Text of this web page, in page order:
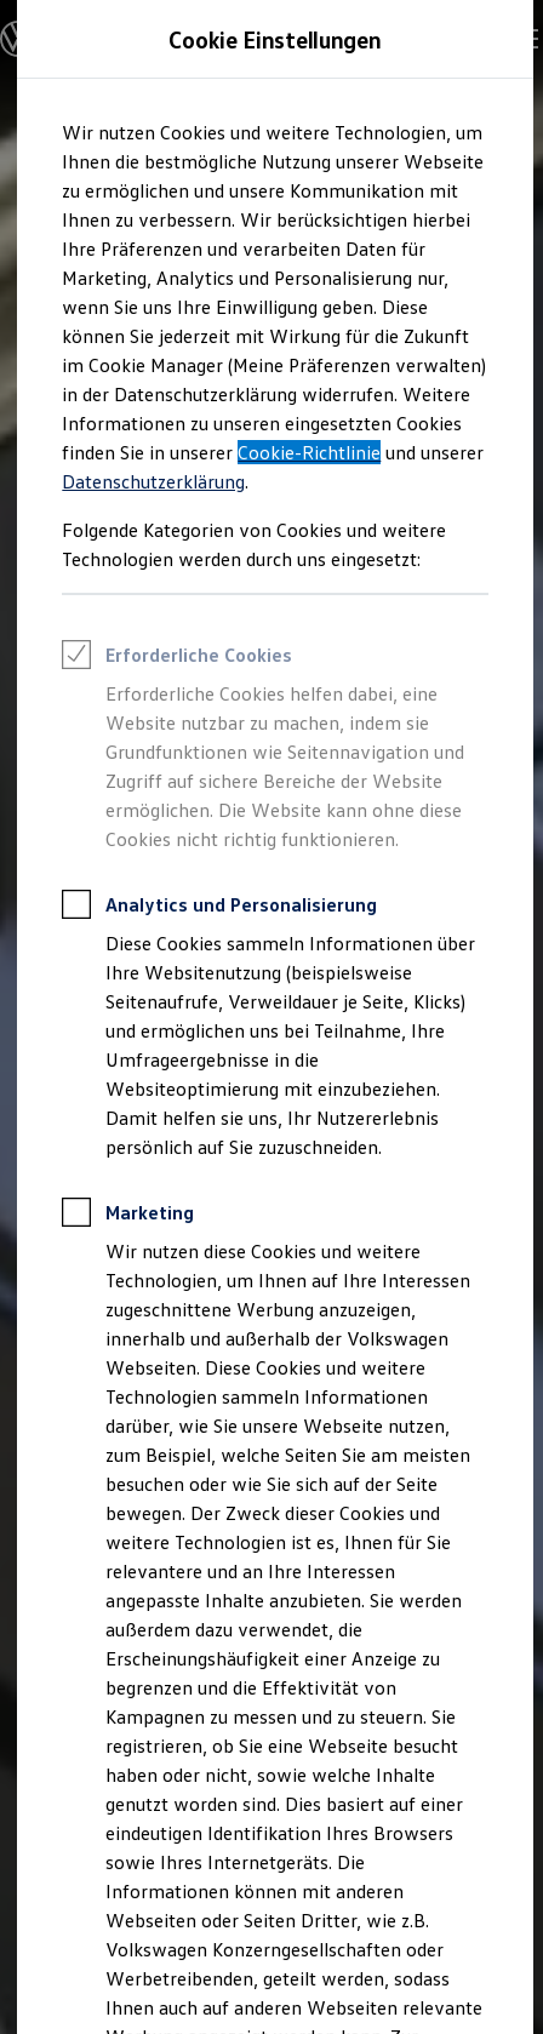
Hauptinhalt
springen
Footer
springen
Modelle und Konfigurator
Konfigurator
Modelle vergleichen
Elektroautos
ENERGY Sondermodelle
Nutzfahrzeuge
SUV und CUV
Familienautos
Kombis
Kompaktwagen
Sportwagen
Schnell verfügbare Fahrzeuge
Angebote und Produkte
Aktuelle Angebote
E-Auto-Förderung
Volkswagen Marktplatz
Die ENERGY Sondermodelle
Junge Gebrauchtwagen und Gebrauchtwagen
Volkswagen Zertifizierte Gebrauchtwagen
Elektromobilität bei Gebrauchtwagen
Saisonangebote
Reifenpakete
Leasing
Leasing-Angebote
Elektroauto Leasing
Kleinwagen-Leasing
Leasing ohne Anzahlung
Finanzierung
Autokredit mit Schlussrate
Versicherungen und Garantien
Kfz-Versicherung
Restschuldversicherungen
Garantien
Professional Class bei Volkswagen
Behörden
Direktkunden
Sonderfahrzeuge
Anpfiff zum Gewinn
Elektromobilität
Elektroautos
ID. Tutorials
Elektrofahrzeugkonzepte
ID. EVERY1
Reichweite
Rekuperation
Laden unterwegs
Laden Zuhause
Ladestationen finden
Ladezeitensimulator
Batterie
Sicherheit
Nachhaltigkeit
Technologie
Kosten und Kauf
Verbrauchskosten
Kaufoptionen
E-Auto-Förderung
Software und Konnektivität
Die ID. Software 6
ID. Software Versionen und Updates
Digitale Extras
Schnittstellen zu Ihrem ID.
Marke und Erlebnis
Volkswagen R und R Experience
R-Modelle
R Experience
Driving Experience
Volkswagen entdecken
Werkbesichtigung
Lifestyle Shop
T-Roc Kollektion
Golf Kollektion
Volkswagen Kollektion
R-Kollektion
GTI Kollektion
Fußball Drop
we drive football
Cookie Einstellungen
Wir nutzen Cookies und weitere Technologien, um
Ihnen die bestmögliche Nutzung unserer Webseite
zu ermöglichen und unsere Kommunikation mit
Ihnen zu verbessern. Wir berücksichtigen hierbei
Ihre Präferenzen und verarbeiten Daten für
Marketing, Analytics und Personalisierung nur,
wenn Sie uns Ihre Einwilligung geben. Diese
können Sie jederzeit mit Wirkung für die Zukunft
im Cookie Manager (Meine Präferenzen verwalten)
in der Datenschutzerklärung widerrufen. Weitere
Informationen zu unseren eingesetzten Cookies
finden Sie in unsererCookie-Richtlinie und unserer
Datenschutzerklärung.
Folgende Kategorien von Cookies und weitere
Technologien werden durch uns eingesetzt:
Erforderliche Cookies
Erforderliche Cookies helfen dabei, eine
Website nutzbar zu machen, indem sie
Grundfunktionen wie Seitennavigation und
Zugriff auf sichere Bereiche der Website
ermöglichen. Die Website kann ohne diese
Cookies nicht richtig funktionieren.
Analytics und Personalisierung
Diese Cookies sammeln Informationen über
Ihre Websitenutzung (beispielsweise
Seitenaufrufe, Verweildauer je Seite, Klicks)
und ermöglichen uns bei Teilnahme, Ihre
Umfrageergebnisse in die
Websiteoptimierung mit einzubeziehen.
Damit helfen sie uns, Ihr Nutzererlebnis
persönlich auf Sie zuzuschneiden.
Marketing
Wir nutzen diese Cookies und weitere
Technologien, um Ihnen auf Ihre Interessen
zugeschnittene Werbung anzuzeigen,
innerhalb und außerhalb der Volkswagen
Webseiten. Diese Cookies und weitere
Technologien sammeln Informationen
darüber, wie Sie unsere Webseite nutzen,
zum Beispiel, welche Seiten Sie am meisten
besuchen oder wie Sie sich auf der Seite
bewegen. Der Zweck dieser Cookies und
weitere Technologien ist es, Ihnen für Sie
relevantere und an Ihre Interessen
angepasste Inhalte anzubieten. Sie werden
außerdem dazu verwendet, die
Erscheinungshäufigkeit einer Anzeige zu
begrenzen und die Effektivität von
Kampagnen zu messen und zu steuern. Sie
registrieren, ob Sie eine Webseite besucht
haben oder nicht, sowie welche Inhalte
genutzt worden sind. Dies basiert auf einer
eindeutigen Identifikation Ihres Browsers
sowie Ihres Internetgeräts. Die
Informationen können mit anderen
Webseiten oder Seiten Dritter, wie z.B.
Volkswagen Konzerngesellschaften oder
Werbetreibenden, geteilt werden, sodass
Ihnen auch auf anderen Webseiten relevante